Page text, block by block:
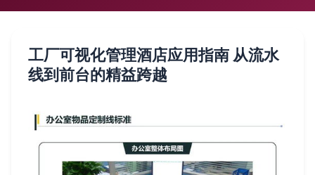
工厂可视化管理酒店应用指南 从流水
线到前台的精益跨越